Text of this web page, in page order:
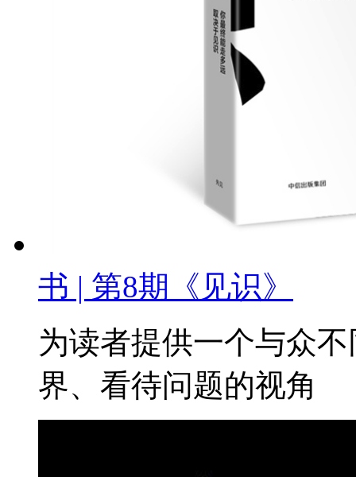
书 | 第8期《见识》
为读者提供一个与众
界、看待问题的视角